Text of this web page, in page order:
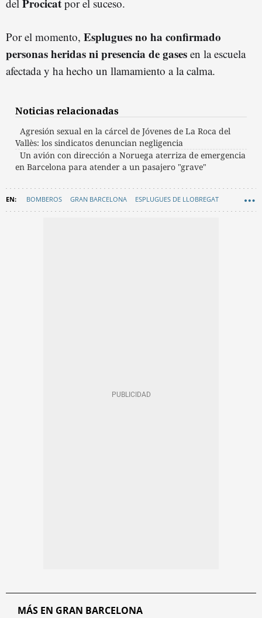
del por el suceso.
Por el momento, Esplugues no ha confirmado
personas heridas ni presencia de gases en la escuela
afectada y ha hecho un llamamiento a la calma.
Noticias relacionadas
Agresión sexual en la cárcel de Jóvenes de La Roca del
Vallès: los sindicatos denuncian negligencia
Un avión con dirección a Noruega aterriza de emergencia
en Barcelona para atender a un pasajero "grave"
BOMBEROS GRAN BARCELONA ESPLUGUES DE LLOBREGAT
MÁS EN GRAN BARCELONA